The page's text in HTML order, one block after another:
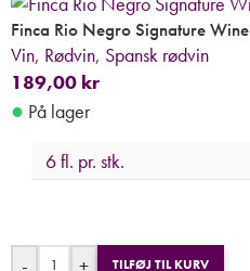
Finca Rio Negro Signature Wine
Vin, Rødvin, Spansk rødvin
189,00 kr
● På lager
6 fl. pr. stk.
- + TILFØJ TIL KURV